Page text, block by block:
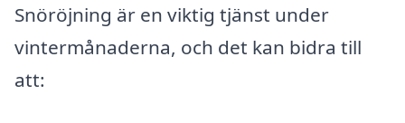
Snöröjning är en viktig tjänst under
vintermånaderna, och det kan bidra till
att: